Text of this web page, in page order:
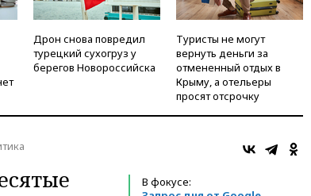
Дрон снова повредил
турецкий сухогруз у
берегов Новороссийска
Туристы не могут
вернуть деньги за
отмененный отдых в
Крыму, а отельеры
просят отсрочку
В фокусе: